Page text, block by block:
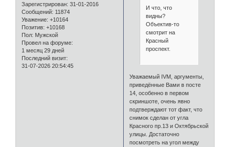
Зарегистрирован: 31-01-2016
Сообщений: 11874
Уважение: +10164
Позитив: +10168
Пол: Мужской
Провел на форуме:
1 месяц 29 дней
Последний визит:
31-07-2026 20:54:45
И что, что
видны?
Объектив-то
смотрит на
Красный
проспект.
Уважаемый IVM, аргументы,
приведённые Вами в посте
14, особенно в первом
скриншоте, очень явно
подтверждают тот факт, что
снимок сделан от угла
Красного пр.13 и Октябрьской
улицы. Достаточно
посмотреть на угол между